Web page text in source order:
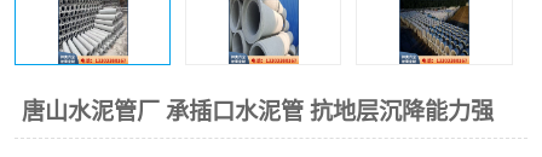
唐山水泥管厂 承插口水泥管 抗地层沉降能力强